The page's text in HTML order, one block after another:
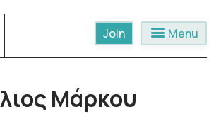
menu Menu
Μάρκου